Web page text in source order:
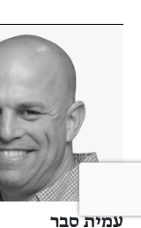
עמית סבר